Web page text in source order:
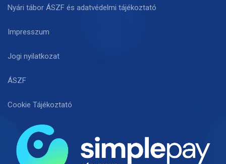
Nyári tábor ÁSZF és adatvédelmi tájékoztató
Impresszum
Jogi nyilatkozat
ÁSZF
Cookie Tájékoztató